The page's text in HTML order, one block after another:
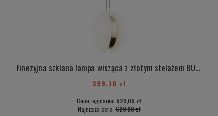
Finezyjna szklana lampa wisząca z złotym stelażem BUFFALO 4679
399,00 zł
Cena regularna: 629,00 zł
Najniższa cena:629,00 zł